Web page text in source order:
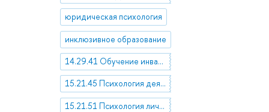
юридическая психология
инклюзивное образование
14.29.41 Обучение инвалидов
15.21.45 Психология деятельности и поведения. Психология мотивации
15.21.51 Психология личности